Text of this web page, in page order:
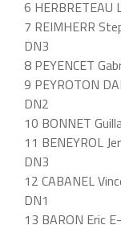
6 HERBRETEAU
7 REIMHERR
DN3
8 PEYENCET
9 PEYROTON
DN2
10 BONNET
11 BENEYROL
DN3
12 CABANEL
DN1
13 BARON Eric